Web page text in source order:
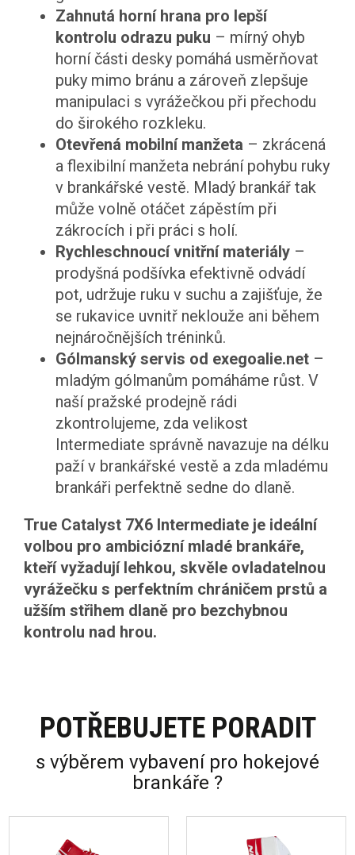
Zahnutá horní hrana pro lepší
kontrolu odrazu puku – mírný ohyb
horní části desky pomáhá usměrňovat
puky mimo bránu a zároveň zlepšuje
manipulaci s vyrážečkou při přechodu
do širokého rozkleku.
Otevřená mobilní manžeta – zkrácená
a flexibilní manžeta nebrání pohybu ruky
v brankářské vestě. Mladý brankář tak
může volně otáčet zápěstím při
zákrocích i při práci s holí.
Rychleschnoucí vnitřní materiály –
prodyšná podšívka efektivně odvádí
pot, udržuje ruku v suchu a zajišťuje, že
se rukavice uvnitř neklouže ani během
nejnáročnějších tréninků.
Gólmanský servis od exegoalie.net –
mladým gólmanům pomáháme růst. V
naší pražské prodejně rádi
zkontrolujeme, zda velikost
Intermediate správně navazuje na délku
paží v brankářské vestě a zda mladému
brankáři perfektně sedne do dlaně.
True Catalyst 7X6 Intermediate je ideální
volbou pro ambiciózní mladé brankáře,
kteří vyžadují lehkou, skvěle ovladatelnou
vyrážečku s perfektním chráničem prstů a
užším střihem dlaně pro bezchybnou
kontrolu nad hrou.
POTŘEBUJETE PORADIT
s výběrem vybavení pro hokejové
brankáře ?